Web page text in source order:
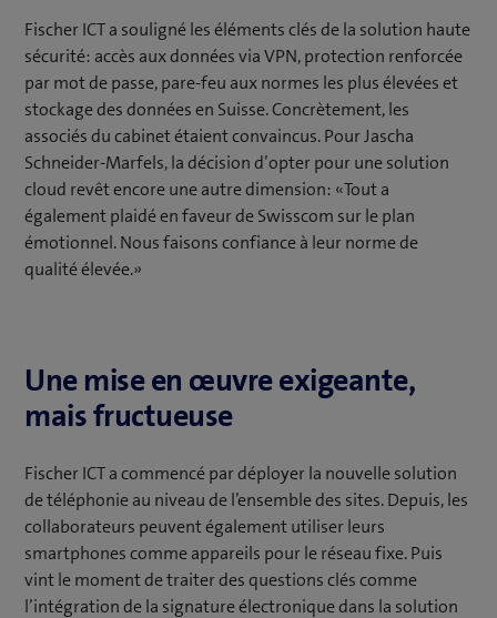
Fischer ICT a souligné les éléments clés de la solution haute
sécurité: accès aux données via VPN, protection renforcée
par mot de passe, pare-feu aux normes les plus élevées et
stockage des données en Suisse. Concrètement, les
associés du cabinet étaient convaincus. Pour Jascha
Schneider-Marfels, la décision d’opter pour une solution
cloud revêt encore une autre dimension: «Tout a
également plaidé en faveur de Swisscom sur le plan
émotionnel. Nous faisons confiance à leur norme de
qualité élevée.»
Une mise en œuvre exigeante,
mais fructueuse
Fischer ICT a commencé par déployer la nouvelle solution
de téléphonie au niveau de l’ensemble des sites. Depuis, les
collaborateurs peuvent également utiliser leurs
smartphones comme appareils pour le réseau fixe. Puis
vint le moment de traiter des questions clés comme
l’intégration de la signature électronique dans la solution